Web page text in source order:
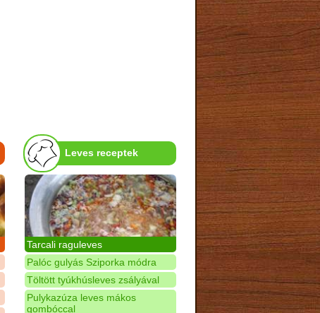
Leves receptek
Tarcali raguleves
Palóc gulyás Sziporka módra
Töltött tyúkhúsleves zsályával
Pulykazúza leves mákos
gombóccal